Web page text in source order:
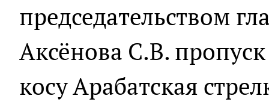
председательством
Аксёнова С.В.
косу Арабатская